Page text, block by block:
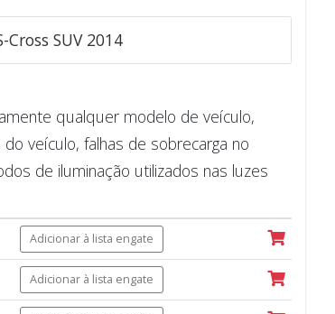
SUV 2014
qualquer modelo de veículo,
veículo, falhas de sobrecarga no
de iluminação utilizados nas luzes
Adicionar à lista engate
Adicionar à lista engate